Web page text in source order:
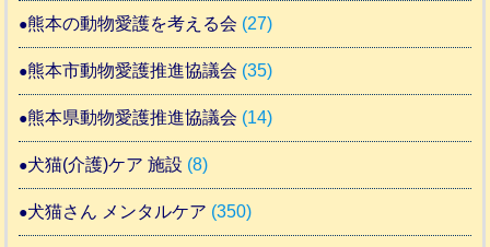
熊本の動物愛護を考える会 (27)
熊本市動物愛護推進協議会 (35)
熊本県動物愛護推進協議会 (14)
犬猫(介護)ケア 施設 (8)
犬猫さん メンタルケア (350)